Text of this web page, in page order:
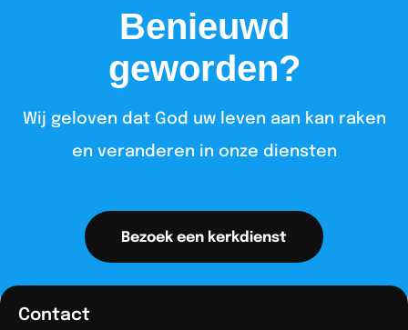
Benieuwd
geworden?
Wij geloven dat God uw leven aan kan raken
en veranderen in onze diensten​
Bezoek een kerkdienst
Contact